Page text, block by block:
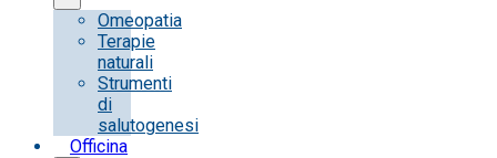
Omeopatia
Terapie
naturali
Strumenti
di
salutogenesi
Officina